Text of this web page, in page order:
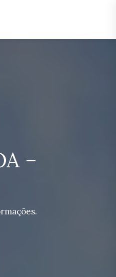
–